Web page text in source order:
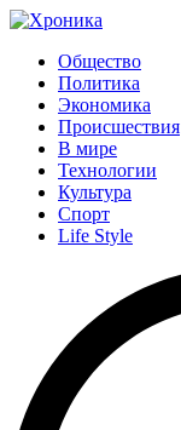
Общество
Политика
Экономика
Происшествия
В мире
Технологии
Культура
Спорт
Life Style